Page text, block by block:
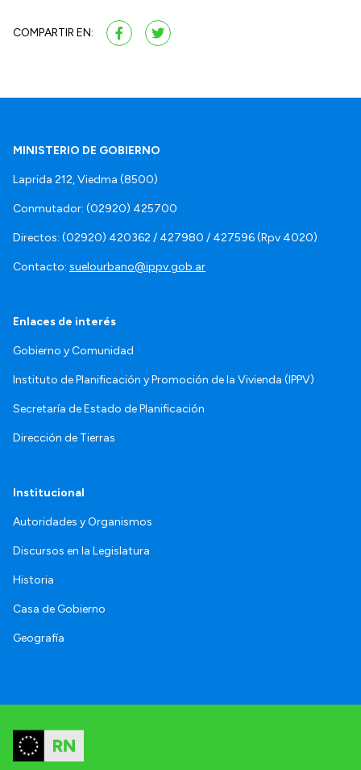
COMPARTIR EN:
MINISTERIO DE GOBIERNO
Laprida 212, Viedma (8500)
Conmutador: (02920) 425700
Directos: (02920) 420362 / 427980 / 427596 (Rpv 4020)
Contacto: suelourbano@ippv.gob.ar
Enlaces de interés
Gobierno y Comunidad
Instituto de Planificación y Promoción de la Vivienda (IPPV)
Secretaría de Estado de Planificación
Dirección de Tierras
Institucional
Autoridades y Organismos
Discursos en la Legislatura
Historia
Casa de Gobierno
Geografía